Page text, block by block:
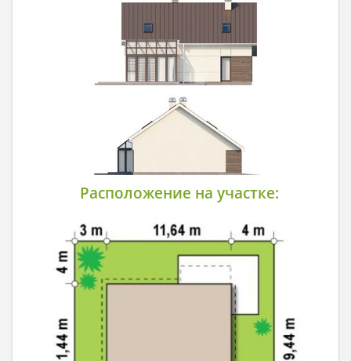
Расположение на участке: